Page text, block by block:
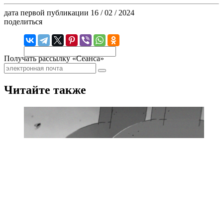
дата первой публикации 16 / 02 / 2024
поделиться
Получать рассылку «Сеанса»
Читайте также